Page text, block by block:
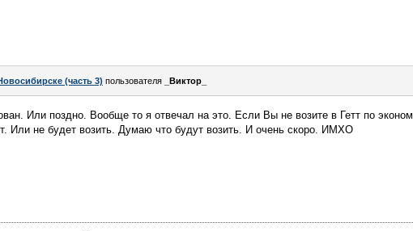
(часть 3) пользователя _Виктор_
Или поздно. Вообще то я отвечал на это. Если Вы не возите в Гетт по эконом
Или не будет возить. Думаю что будут возить. И очень скоро. ИМХО